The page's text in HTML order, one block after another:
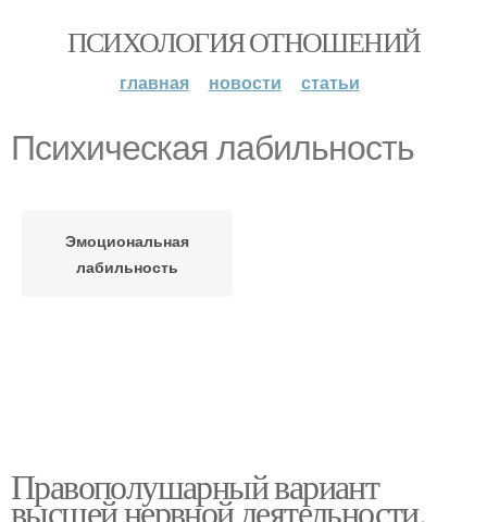
ПСИХОЛОГИЯ ОТНОШЕНИЙ
главная новости статьи
Психическая лабильность
Эмоциональная
лабильность
Правополушарный вариант
высшей нервной деятельности.